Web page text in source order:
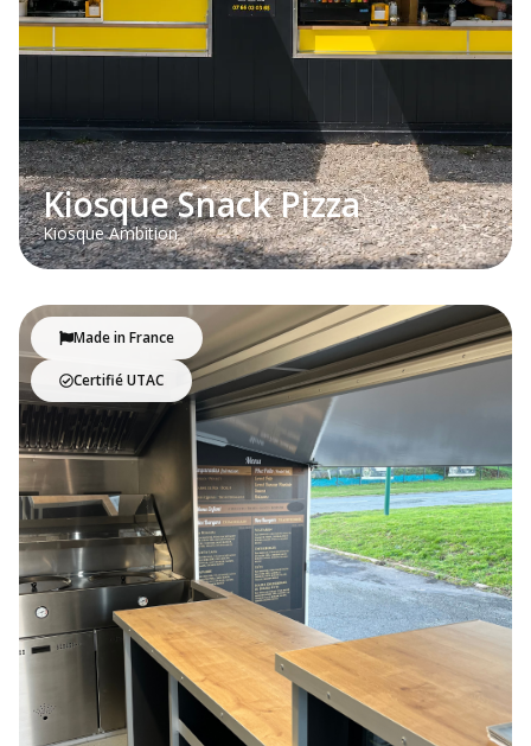
Kiosque Snack Pizza
Kiosque Ambition
Made in France
Certifié UTAC